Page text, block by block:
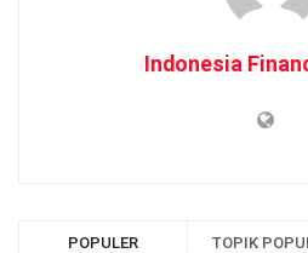
Indonesia
POPULER TOPIK